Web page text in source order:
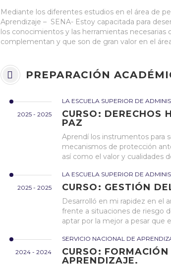
Mediante los diferentes estudios en el área de
Aprendizaje – SENA- Estoy capacitada para
los conocimientos y las herramientas
complementan y que son de gran valor en el
PREPARACIÓN
2025 - 2025
LA ESCUELA SUPERIOR DE
CURSO: DERECHOS
PAZ
Aprendí los instrumentos para
mecanismos de protección
así como el valor y cualidades
2025 - 2025
LA ESCUELA SUPERIOR DE
CURSO: GESTIÓN
Desarrolló en mi rapidez en el
frente a situaciones de riesgo
aptar por la mejor a pesar que
2024 - 2024
SERVICIO NACIONAL DE
CURSO:
APRENDIZAJE.